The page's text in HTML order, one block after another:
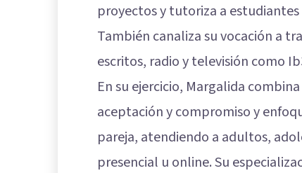
proyectos y tutoriza a
También canaliza su vocación a
escritos, radio y televisión como
En su ejercicio, Margalida
aceptación y compromiso y
pareja, atendiendo a adultos,
presencial u online. Su